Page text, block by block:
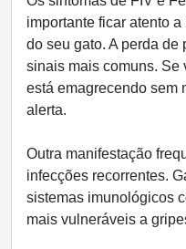
importante ficar atento
do seu gato. A perda
sinais mais comuns. Se
está emagrecendo sem
alerta.
Outra manifestação
infecções recorrentes.
sistemas imunológicos
mais vulneráveis a